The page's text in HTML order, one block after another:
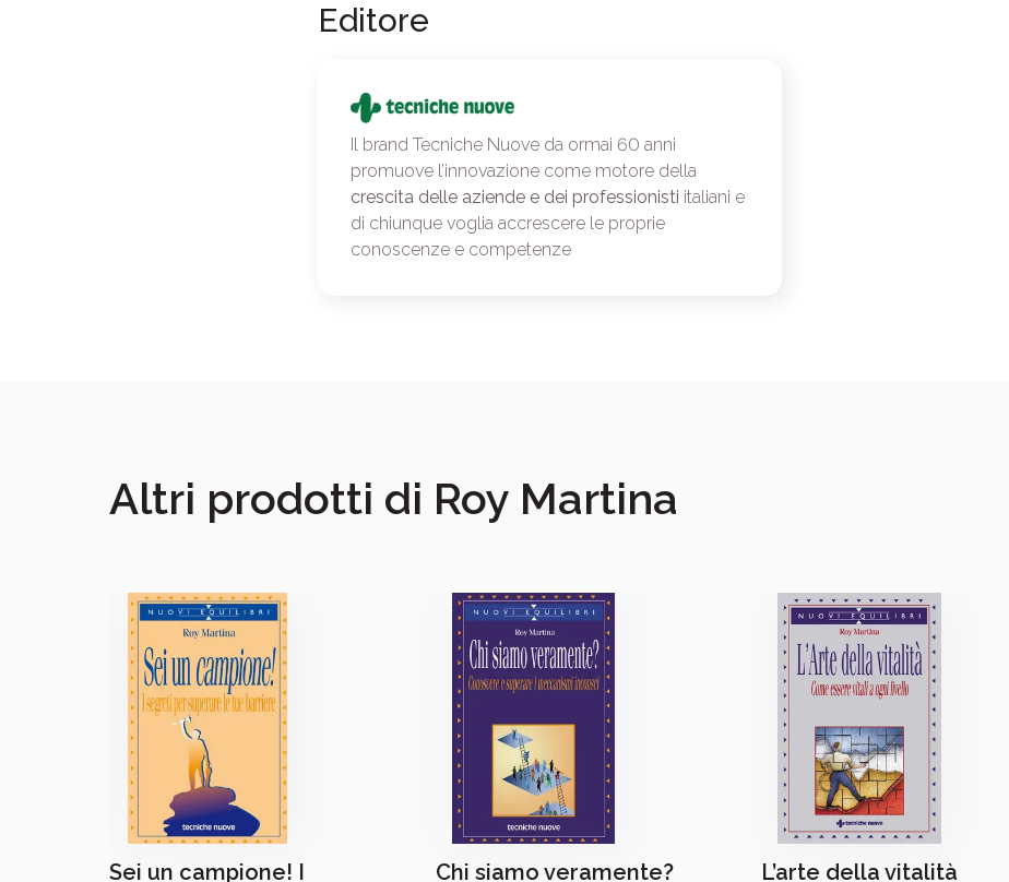
Editore
Il brand Tecniche Nuove da ormai 60 anni
promuove l’innovazione come motore della
crescita delle aziende e dei professionisti italiani e
di chiunque voglia accrescere le proprie
conoscenze e competenze
Altri prodotti di Roy Martina
Sei un campione! I
Chi siamo veramente? L’arte della vitalità